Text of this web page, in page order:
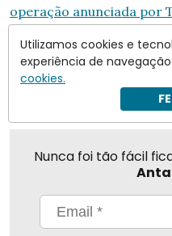
operação anunciada por
Compartilhar
Nunca foi tão fácil
Utilizamos cookies e
experiência de
cookies.